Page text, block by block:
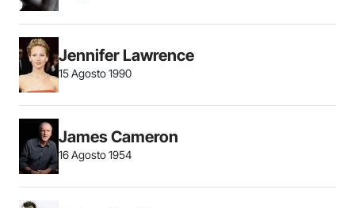
Jennifer Lawrence
15 Agosto 1990
James Cameron
16 Agosto 1954